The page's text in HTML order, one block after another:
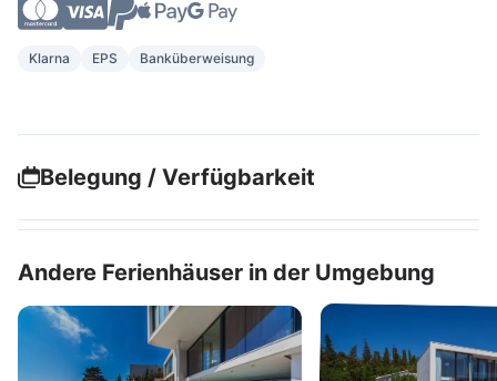
Klarna EPS Banküberweisung
Belegung / Verfügbarkeit
Andere Ferienhäuser in der Umgebung